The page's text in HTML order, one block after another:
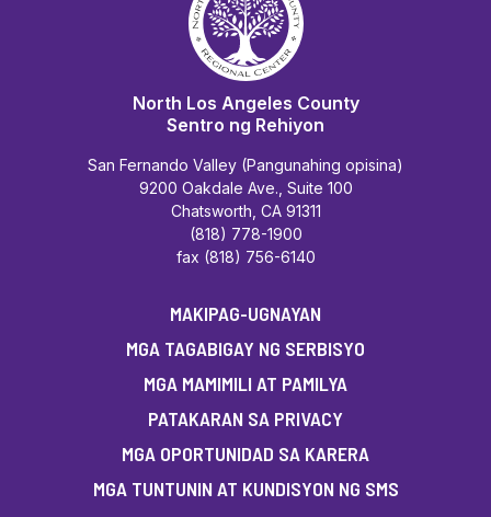
North Los Angeles County
Sentro ng Rehiyon
San Fernando Valley (Pangunahing opisina)
9200 Oakdale Ave., Suite 100
Chatsworth, CA 91311
(818) 778-1900
fax (818) 756-6140
MAKIPAG-UGNAYAN
MGA TAGABIGAY NG SERBISYO
MGA MAMIMILI AT PAMILYA
PATAKARAN SA PRIVACY
MGA OPORTUNIDAD SA KARERA
MGA TUNTUNIN AT KUNDISYON NG SMS